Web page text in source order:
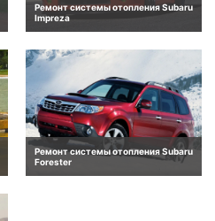
Ремонт системы отопления Subaru
Impreza
Ремонт системы отопления Subaru
Forester